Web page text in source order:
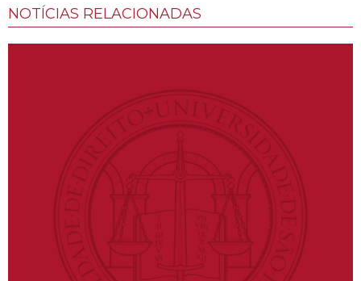
NOTÍCIAS RELACIONADAS